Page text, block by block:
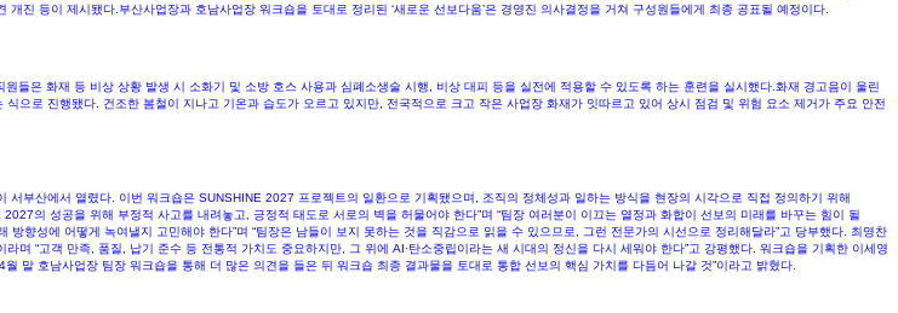
등이 제시됐다.부산사업장과 호남사업장 워크숍을 토대로 정리된 ‘새로운 선보다움’은 경영진 의사결정을 거쳐 구성원들에게 최종 공표될 예정이다.
은 화재 등 비상 상황 발생 시 소화기 및 소방 호스 사용과 심폐소생술 시행, 비상 대피 등을 실전에 적용할 수 있도록 하는 훈련을 실시했다.화재 경고음이 울린
으로 진행됐다. 건조한 봄철이 지나고 기온과 습도가 오르고 있지만, 전국적으로 크고 작은 사업장 화재가 잇따르고 있어 상시 점검 및 위험 요소 제거가 주요 안전
서부산에서 열렸다. 이번 워크숍은 SUNSHINE 2027 프로젝트의 일환으로 기획됐으며, 조직의 정체성과 일하는 방식을 현장의 시각으로 직접 정의하기 위해
의 성공을 위해 부정적 사고를 내려놓고, 긍정적 태도로 서로의 벽을 허물어야 한다”며 “팀장 여러분이 이끄는 열정과 화합이 선보의 미래를 바꾸는 힘이 될
향성에 어떻게 녹여낼지 고민해야 한다”며 “팀장은 남들이 보지 못하는 것을 직감으로 읽을 수 있으므로, 그런 전문가의 시선으로 정리해달라”고 당부했다. 최영찬
며 “고객 만족, 품질, 납기 준수 등 전통적 가치도 중요하지만, 그 위에 AI·탄소중립이라는 새 시대의 정신을 다시 세워야 한다”고 강평했다. 워크숍을 기획한 이세영
말 호남사업장 팀장 워크숍을 통해 더 많은 의견을 들은 뒤 워크숍 최종 결과물을 토대로 통합 선보의 핵심 가치를 다듬어 나갈 것”이라고 밝혔다.